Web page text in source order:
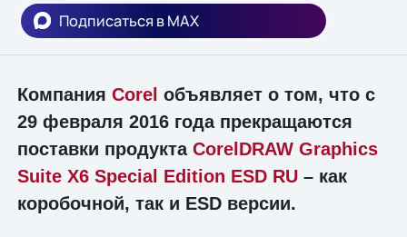
Подписаться в MAX
Компания Corel объявляет о том, что с
29 февраля 2016 года прекращаются
поставки продукта CorelDRAW Graphics
Suite X6 Special Edition ESD RU– как
коробочной, так и ESD версии.